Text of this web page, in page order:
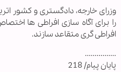
وزرای خارجه، دادگستری و کشور
را برای آگاه سازی افراطی ها
افراطی گری متقاعد سازند.
................
پایان پیام/ 218